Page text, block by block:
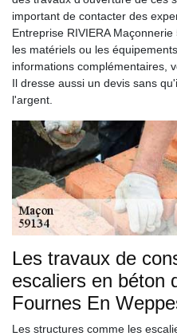
important de contacter des
Entreprise RIVIERA
les matériels ou les
informations complémentaires,
Il dresse aussi un devis sans
l'argent.
Les travaux de
escaliers en béton
Fournes En
Les structures comme les